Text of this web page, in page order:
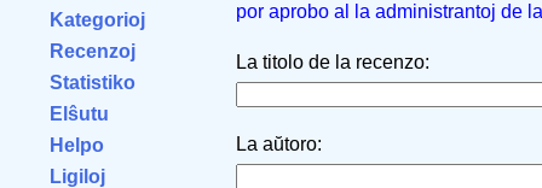
Kategorioj
Recenzoj
Statistiko
Elŝutu
Helpo
Ligiloj
por aprobo al la administrantoj de
La titolo de la recenzo:
La aŭtoro: